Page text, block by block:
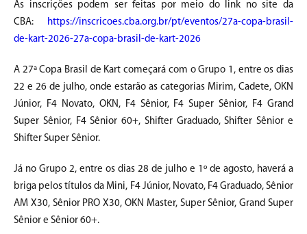
As inscrições podem ser feitas por meio do link no site da
CBA:
https://inscricoes.cba.org.br/pt/eventos/27a-copa-brasil-
de-kart-2026-27a-copa-brasil-de-kart-2026
A 27ª Copa Brasil de Kart começará com o Grupo 1, entre os dias
22 e 26 de julho, onde estarão as categorias Mirim, Cadete, OKN
Júnior, F4 Novato, OKN, F4 Sênior, F4 Super Sênior, F4 Grand
Super Sênior, F4 Sênior 60+, Shifter Graduado, Shifter Sênior e
Shifter Super Sênior.
Já no Grupo 2, entre os dias 28 de julho e 1º de agosto, haverá a
briga pelos títulos da Mini, F4 Júnior, Novato, F4 Graduado, Sênior
AM X30, Sênior PRO X30, OKN Master, Super Sênior, Grand Super
Sênior e Sênior 60+.